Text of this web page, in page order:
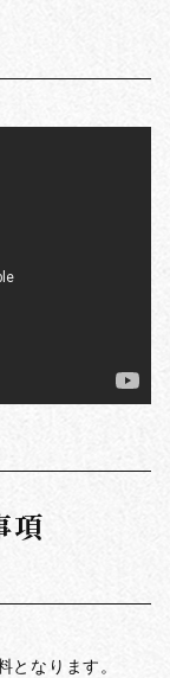
項
となります。